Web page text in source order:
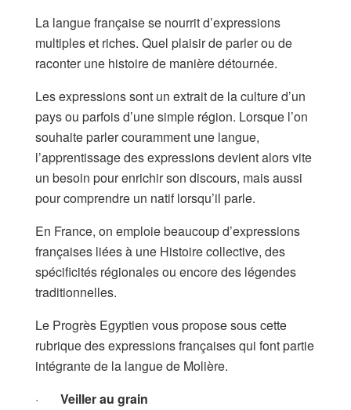
La langue française se nourrit d’expressions
multiples et riches. Quel plaisir de parler ou de
raconter une histoire de manière détournée.
Les expressions sont un extrait de la culture d’un
pays ou parfois d’une simple région. Lorsque l’on
souhaite parler couramment une langue,
l’apprentissage des expressions devient alors vite
un besoin pour enrichir son discours, mais aussi
pour comprendre un natif lorsqu’il parle.
En France, on emploie beaucoup d’expressions
françaises liées à une Histoire collective, des
spécificités régionales ou encore des légendes
traditionnelles.
Le Progrès Egyptien vous propose sous cette
rubrique des expressions françaises qui font partie
intégrante de la langue de Molière.
· Veiller au grain